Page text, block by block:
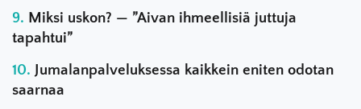
Miksi uskon? — ”Aivan ihmeellisiä juttuja
tapahtui”
Jumalanpalveluksessa kaikkein eniten odotan
saarnaa